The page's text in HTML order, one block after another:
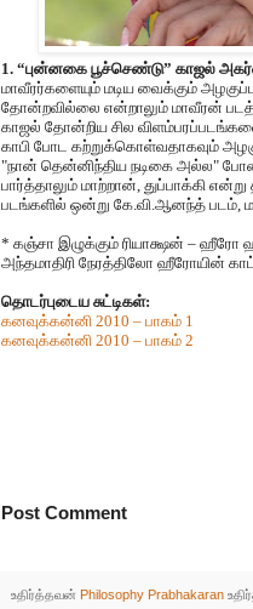
1. “புன்னகை பூச்செண்டு” காஜல்
மாவீரர்களையும் மடிய வைக்கும்
தோன்றவில்லை என்றாலும் மாவீரன்
காஜல் தோன்றிய சில
காபி போட கற்றுக்கொள்வதாகவும்
"நான் தென்னிந்திய நடிகை அல்ல"
பார்த்தாலும் மாற்றான், துப்பாக்கி
படங்களில் ஒன்று கே.வி.ஆனந்த் படம்,
* கஞ்சா இழுக்கும் ரியாக்ஷன் – ஹீரோ
அந்தமாதிரி நேரத்திலோ ஹீரோயின்
தொடர்புடைய சுட்டிகள்:
கனவுக்கன்னி 2010 – பாகம் 1
கனவுக்கன்னி 2010 – பாகம் 2
Post Comment
உதிர்த்தவன் Philosophy Prabhakaran